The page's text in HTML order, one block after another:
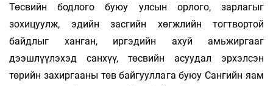
Төсвийн бодлого буюу улсын орлого, зарлагыг
зохицуулж, эдийн засгийн хөгжлийн тогтвортой
байдлыг ханган, иргэдийн ахуй амьжиргааг
дээшлүүлэхэд санхүү, төсвийн асуудал эрхэлсэн
төрийн захиргааны төв байгууллага буюу Сангийн яам